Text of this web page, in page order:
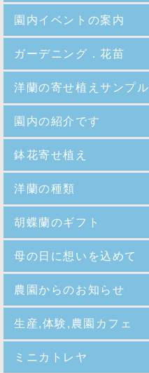
園内イベントの案内
ガーデニング．花苗
洋蘭の寄せ植えサンプル
園内の紹介 です
鉢花寄せ植え
洋蘭の種類
胡蝶蘭のギフト
母の日に想いを込めて
農園からのお知らせ
生産,体験,農園カフェ
ミニカトレヤ